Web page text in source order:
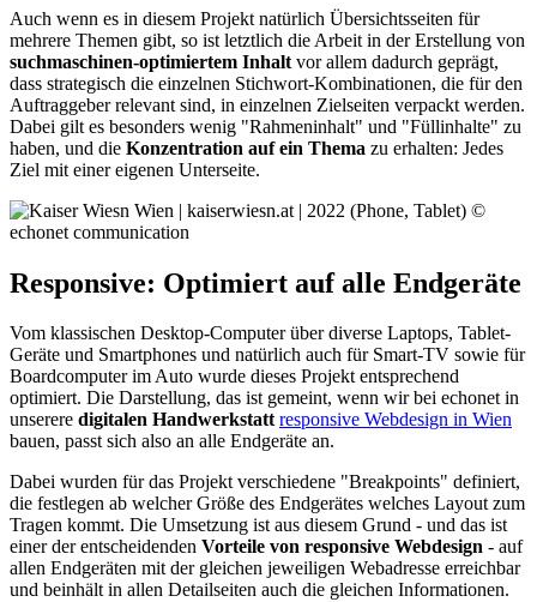
Auch wenn es in diesem Projekt natürlich Übersichtsseiten für
mehrere Themen gibt, so ist letztlich die Arbeit in der Erstellung von
suchmaschinen-optimiertem Inhalt vor allem dadurch geprägt,
dass strategisch die einzelnen Stichwort-Kombinationen, die für den
Auftraggeber relevant sind, in einzelnen Zielseiten verpackt werden.
Dabei gilt es besonders wenig "Rahmeninhalt" und "Füllinhalte" zu
haben, und die Konzentration auf ein Thema zu erhalten: Jedes
Ziel mit einer eigenen Unterseite.
Responsive: Optimiert auf alle Endgeräte
Vom klassischen Desktop-Computer über diverse Laptops, Tablet-
Geräte und Smartphones und natürlich auch für Smart-TV sowie für
Boardcomputer im Auto wurde dieses Projekt entsprechend
optimiert. Die Darstellung, das ist gemeint, wenn wir bei echonet in
unserere digitalen Handwerkstatt responsive Webdesign in Wien
bauen, passt sich also an alle Endgeräte an.
Dabei wurden für das Projekt verschiedene "Breakpoints" definiert,
die festlegen ab welcher Größe des Endgerätes welches Layout zum
Tragen kommt. Die Umsetzung ist aus diesem Grund - und das ist
einer der entscheidenden Vorteile von responsive Webdesign - auf
allen Endgeräten mit der gleichen jeweiligen Webadresse erreichbar
und beinhält in allen Detailseiten auch die gleichen Informationen.